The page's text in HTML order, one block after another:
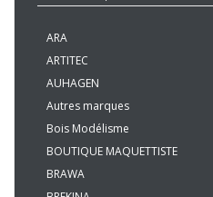
ARA
ARTITEC
AUHAGEN
Autres marques
Bois Modélisme
BOUTIQUE MAQUETTISTE
BRAWA